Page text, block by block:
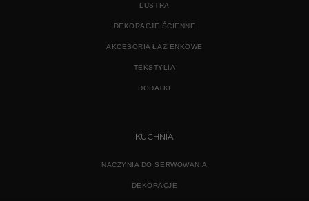
LUSTRA
DEKORACJE ŚCIENNE
AKCESORIA ŁAZIENKOWE
TEKSTYLIA
DODATKI
KUCHNIA
NACZYNIA DO SERWOWANIA
DEKORACJE